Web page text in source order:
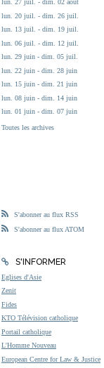
lun. 27 juil. - dim. 02 août
lun. 20 juil. - dim. 26 juil.
lun. 13 juil. - dim. 19 juil.
lun. 06 juil. - dim. 12 juil.
lun. 29 juin - dim. 05 juil.
lun. 22 juin - dim. 28 juin
lun. 15 juin - dim. 21 juin
lun. 08 juin - dim. 14 juin
lun. 01 juin - dim. 07 juin
Toutes les archives
S'abonner au flux RSS
S'abonner au flux ATOM
S'INFORMER
Eglises d'Asie
Zenit
Fides
KTO Télévision catholique
Portail catholique
L'Homme Nouveau
European Centre for Law & Justice